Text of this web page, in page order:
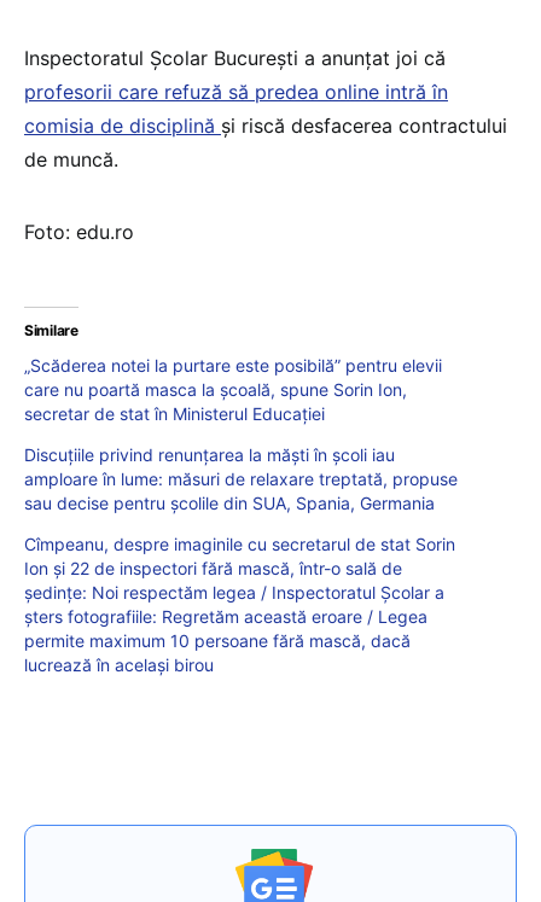
Inspectoratul Școlar București a anunțat joi că
profesorii care refuză să predea online intră în
comisia de disciplină și riscă desfacerea contractului
de muncă.
Foto: edu.ro
Similare
„Scăderea notei la purtare este posibilă” pentru elevii
care nu poartă masca la școală, spune Sorin Ion,
secretar de stat în Ministerul Educației
Discuțiile privind renunțarea la măști în școli iau
amploare în lume: măsuri de relaxare treptată, propuse
sau decise pentru școlile din SUA, Spania, Germania
Cîmpeanu, despre imaginile cu secretarul de stat Sorin
Ion și 22 de inspectori fără mască, într-o sală de
ședințe: Noi respectăm legea / Inspectoratul Școlar a
șters fotografiile: Regretăm această eroare / Legea
permite maximum 10 persoane fără mască, dacă
lucrează în același birou